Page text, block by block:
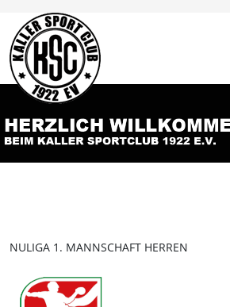
NULIGA 1. MANNSCHAFT HERREN